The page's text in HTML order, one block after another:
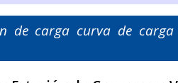
de carga curva de